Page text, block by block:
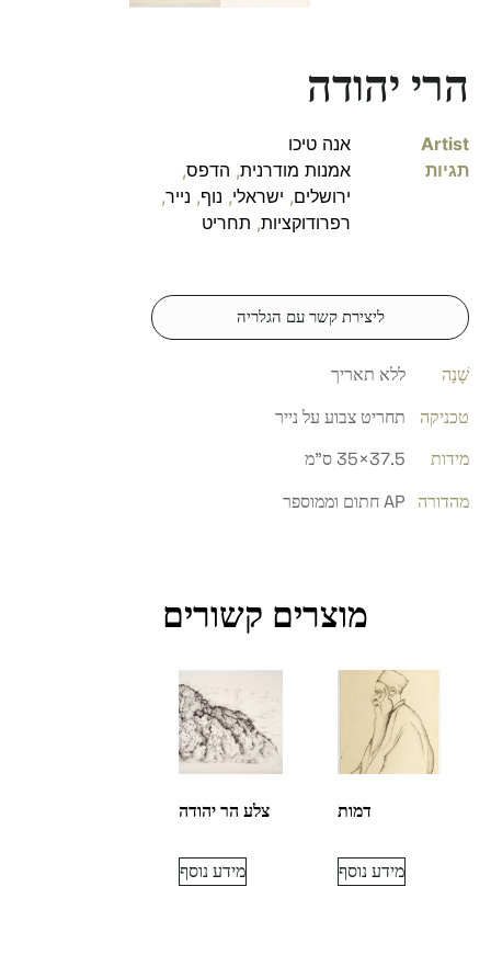
הרי יהודה
Artist
אנה טיכו
תגיות
אמנות מודרנית, הדפס,
ירושלים, ישראלי, נוף, נייר,
רפרודוקציות, תחריט
ליצירת קשר עם הגלריה
שָׁנָה
ללא תאריך
טכניקה
תחריט צבוע על נייר
מידות
37.5×35 ס"מ
מהדורה
AP חתום וממוספר
מוצרים קשורים
דמות
מידע נוסף
צלע הר יהודה
מידע נוסף